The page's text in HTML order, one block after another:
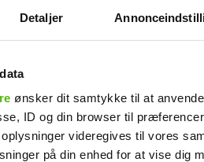
Detaljer
ønsker dit samtykke til at
ID og din browser til
videregives til vores
på din enhed for at vise dig
stor familieglæde: Skal